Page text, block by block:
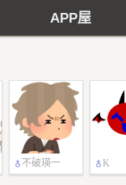
APP屋
不破瑛一 K